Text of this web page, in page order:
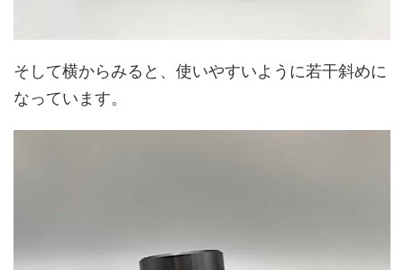
そして横からみると、使いやすいように若干斜めに
なっています。